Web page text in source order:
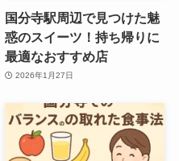
国分寺駅周辺で見つけた魅
惑のスイーツ！持ち帰りに
最適なおすすめ店
2026年1月27日